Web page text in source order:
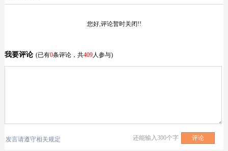
您好,评论暂时关闭!!
我要评论 (已有0条评论，共409人参与)
发言请遵守相关规定 还能输入300个字